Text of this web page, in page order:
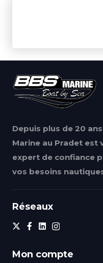
Depuis plus de 20
Marine au Pradet est
expert de confiance
vos besoins
Réseaux
Mon compte